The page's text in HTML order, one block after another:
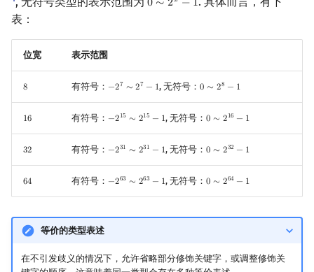
0 ∼ 2 − 1
0 ∼2x− 1
表：
位宽 表示范围
8
8 有符号： −27 ∼ 27 − 1
−27∼27 −1 , 无符号：0 ∼ 28 − 1
0 ∼2 8− 1
16
16 有符号： −215 ∼ 215 − 1
−215∼2 15−1 , 无符号：0 ∼ 216 − 1
0 ∼2 16− 1
32
32 有符号： −231 ∼ 231 − 1
−231∼2 31−1 , 无符号：0 ∼ 232 − 1
0 ∼2 32− 1
64
64 有符号： −263 ∼ 263 − 1
−263∼2 63−1 , 无符号：0 ∼ 264 − 1
0 ∼2 64− 1
等价的类型表述
在不引发歧义的情况下，允许省略部分修饰关键字，或调整修饰关